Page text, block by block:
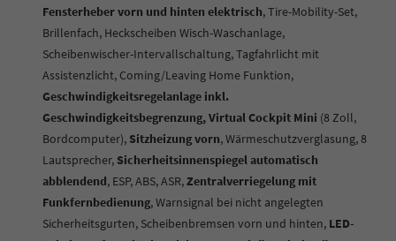
Fensterheber vorn und hinten elektrisch, Tire-Mobility-Set,
Brillenfach, Heckscheiben Wisch-Waschanlage,
Scheibenwischer-Intervallschaltung, Tagfahrlicht mit
Assistenzlicht, Coming/Leaving Home Funktion,
Geschwindigkeitsregelanlage inkl.
Geschwindigkeitsbegrenzung, Virtual Cockpit Mini (8 Zoll,
Bordcomputer), Sitzheizung vorn, Wärmeschutzverglasung, 8
Lautsprecher, Sicherheitsinnenspiegel automatisch
abblendend, ESP, ABS, ASR,Zentralverriegelung mit
Funkfernbedienung, Warnsignal bei nicht angelegten
Sicherheitsgurten, Scheibenbremsen vorn und hinten, LED-